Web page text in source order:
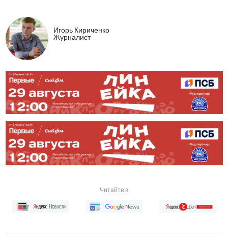
Игорь Кириченко
Журналист
Читайте в